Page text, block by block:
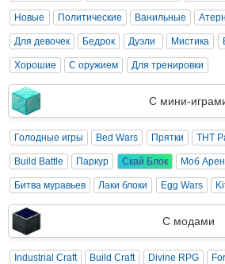
Новые Политические Ванильные
Для девочек Бедрок Дуэли Мистика
Хорошие С оружием Для тренировки
С мини-
Голодные игры Bed Wars Прятки ТНТ
Build Battle Паркур Скай Блок Моб
Битва муравьев Лаки блоки Egg Wars
С модами
Industrial Craft Build Craft Divine RPG